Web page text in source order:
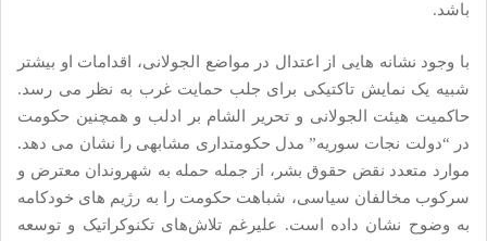
باشد.
با وجود نشانه هایی از اعتدال در مواضع الجولانی، اقدامات او بیشتر
شبیه یک نمایش تاکتیکی برای جلب حمایت غرب به نظر می رسد.
حاکمیت هیئت الجولانی و تحریر الشام بر ادلب و همچنین حکومت
در “دولت نجات سوریه” مدل حکومتداری مشابهی را نشان می دهد.
موارد متعدد نقض حقوق بشر، از جمله حمله به شهروندان معترض و
سرکوب مخالفان سیاسی، شباهت حکومت را به رژیم های خودکامه
به وضوح نشان داده است. علیرغم تلاش‌های تکنوکراتیک و توسعه